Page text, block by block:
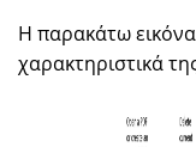
Η παρακάτω
χαρακτηριστικά